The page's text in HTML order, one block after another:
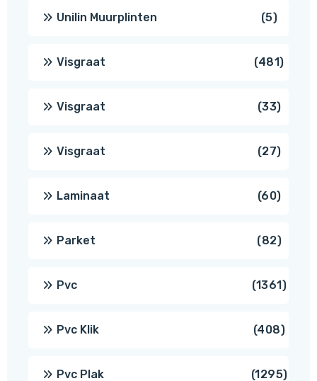
Unilin Muurplinten 55
Visgraat 481481
Visgraat 3333
Visgraat 2727
Laminaat 6060
Parket 8282
Pvc 13611361
Pvc Klik 408408
Pvc Plak 12951295